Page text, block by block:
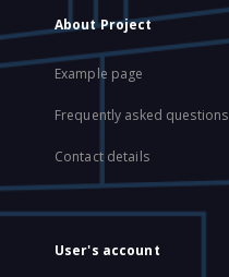
About Project
Example page
Frequently asked questions
Contact details
User's account